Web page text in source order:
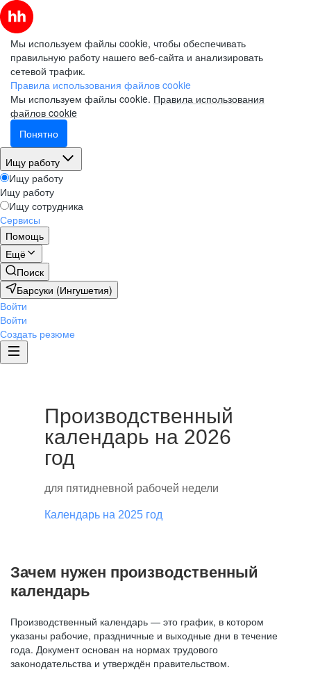
Мы используем файлы cookie, чтобы обеспечивать
правильную работу нашего веб-сайта и анализировать
сетевой трафик.
Правила использования файлов cookie
Мы используем файлы cookie. Правила использования
файлов cookie
Понятно
Ищу работу
Ищу работу
Ищу работу
Ищу сотрудника
Сервисы
Помощь
Ещё
Поиск
Барсуки (Ингушетия)
Войти
Войти
Создать резюме
Производственный
календарь на 2026
год
для пятидневной рабочей недели
Календарь на 2025 год
Зачем нужен производственный
календарь
Производственный календарь — это график, в котором
указаны рабочие, праздничные и выходные дни в течение
года. Документ основан на нормах трудового
законодательства и утверждён правительством.